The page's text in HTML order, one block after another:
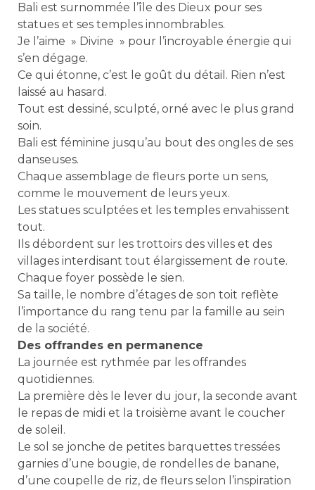
Bali est surnommée l’île des Dieux pour ses
statues et ses temples innombrables.
Je l’aime » Divine » pour l’incroyable énergie qui
s’en dégage.
Ce qui étonne, c’est le goût du détail. Rien n’est
laissé au hasard.
Tout est dessiné, sculpté, orné avec le plus grand
soin.
Bali est féminine jusqu’au bout des ongles de ses
danseuses.
Chaque assemblage de fleurs porte un sens,
comme le mouvement de leurs yeux.
Les statues sculptées et les temples envahissent
tout.
Ils débordent sur les trottoirs des villes et des
villages interdisant tout élargissement de route.
Chaque foyer possède le sien.
Sa taille, le nombre d’étages de son toit reflète
l’importance du rang tenu par la famille au sein
de la société.
Des offrandes en permanence
La journée est rythmée par les offrandes
quotidiennes.
La première dès le lever du jour, la seconde avant
le repas de midi et la troisième avant le coucher
de soleil.
Le sol se jonche de petites barquettes tressées
garnies d’une bougie, de rondelles de banane,
d’une coupelle de riz, de fleurs selon l’inspiration